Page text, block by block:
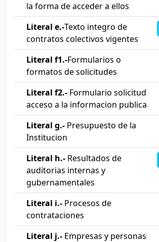
la forma de acceder a ellos
Literal e.-Texto integro de
contratos colectivos vigentes
Literal f1.-Formularios o
formatos de solicitudes
Literal f2.- Formulario solicitud
acceso a la informacion publica
Literal g.- Presupuesto de la
Institucion
Literal h.- Resultados de
auditorias internas y
gubernamentales
Literal i.- Procesos de
contrataciones
Literal j.- Empresas y personas